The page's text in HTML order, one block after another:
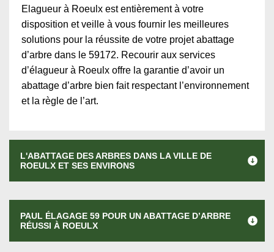
Elagueur à Roeulx est entièrement à votre
disposition et veille à vous fournir les meilleures
solutions pour la réussite de votre projet abattage
d’arbre dans le 59172. Recourir aux services
d’élagueur à Roeulx offre la garantie d’avoir un
abattage d’arbre bien fait respectant l’environnement
et la règle de l’art.
L'ABATTAGE DES ARBRES DANS LA VILLE DE
ROEULX ET SES ENVIRONS
PAUL ÉLAGAGE 59 POUR UN ABATTAGE D’ARBRE
RÉUSSI À ROEULX